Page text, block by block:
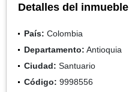
Detalles del inmueble
País: Colombia
Departamento: Antioquia
Ciudad: Santuario
Código: 9998556